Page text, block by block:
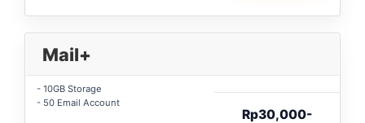
Mail+
- 10GB Storage
- 50 Email Account
Rp30,000-